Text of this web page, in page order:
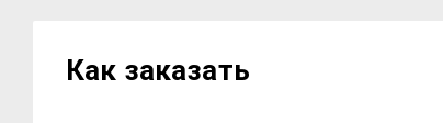
Как заказать